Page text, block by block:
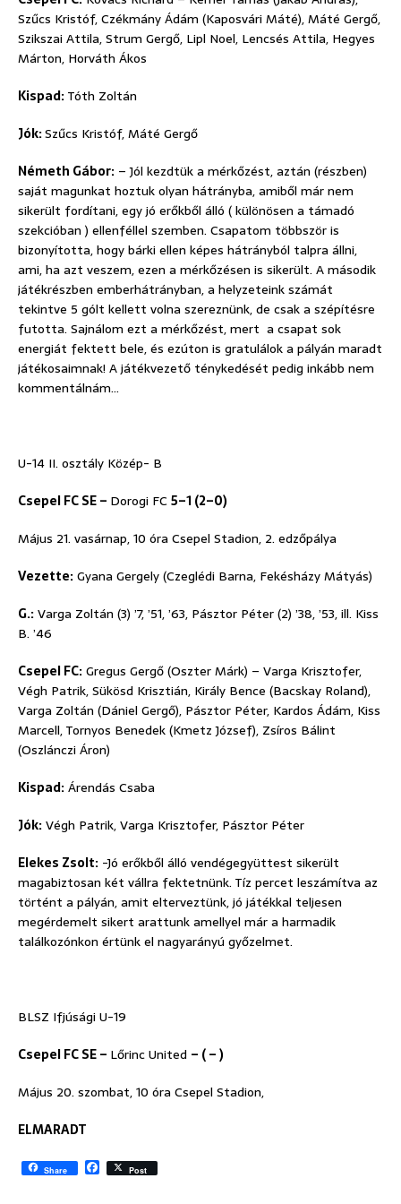
Szűcs Kristóf, Czékmány Ádám (Kaposvári Máté), Máté Gergő,
Szikszai Attila, Strum Gergő, Lipl Noel, Lencsés Attila, Hegyes
Márton, Horváth Ákos
Kispad:Tóth Zoltán
Jók:Szűcs Kristóf, Máté Gergő
Németh Gábor: – Jól kezdtük a mérkőzést, aztán (részben)
saját magunkat hoztuk olyan hátrányba, amiből már nem
sikerült fordítani, egy jó erőkből álló ( különösen a támadó
szekcióban ) ellenféllel szemben. Csapatom többször is
bizonyította, hogy bárki ellen képes hátrányból talpra állni,
ami, ha azt veszem, ezen a mérkőzésen is sikerült. A második
játékrészben emberhátrányban, a helyzeteink számát
tekintve 5 gólt kellett volna szereznünk, de csak a szépítésre
futotta. Sajnálom ezt a mérkőzést, mert a csapat sok
energiát fektett bele, és ezúton is gratulálok a pályán maradt
játékosaimnak! A játékvezető ténykedését pedig inkább nem
kommentálnám…
U-14 II. osztály Közép- B
Csepel FC SE – Dorogi FC5–1 (2–0)
Május 21. vasárnap, 10 óra Csepel Stadion, 2. edzőpálya
Vezette:Gyana Gergely (Czeglédi Barna, Fekésházy Mátyás)
G.:Varga Zoltán (3) ’7, ’51, ’63, Pásztor Péter (2) ’38, ’53, ill. Kiss
B. ’46
Csepel FC:Gregus Gergő (Oszter Márk) – Varga Krisztofer,
Végh Patrik, Sükösd Krisztián, Király Bence (Bacskay Roland),
Varga Zoltán (Dániel Gergő), Pásztor Péter, Kardos Ádám, Kiss
Marcell, Tornyos Benedek (Kmetz József), Zsíros Bálint
(Oszlánczi Áron)
Kispad:Árendás Csaba
Jók:Végh Patrik, Varga Krisztofer, Pásztor Péter
Elekes Zsolt: -Jó erőkből álló vendégegyüttest sikerült
magabiztosan két vállra fektetnünk. Tíz percet leszámítva az
történt a pályán, amit elterveztünk, jó játékkal teljesen
megérdemelt sikert arattunk amellyel már a harmadik
találkozónkon értünk el nagyarányú győzelmet.
BLSZ Ifjúsági U-19
Csepel FC SE – Lőrinc United – ( – )
Május 20. szombat, 10 óra Csepel Stadion,
ELMARADT
Share F
a Post